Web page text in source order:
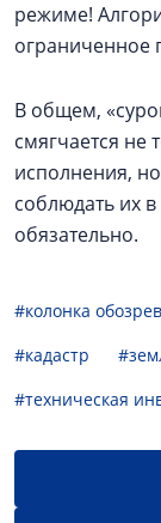
режиме!
ограниченное
В общем,
смягчается не
исполнения,
соблюдать их
обязательно.
#колонка
#кадастр
#техническая